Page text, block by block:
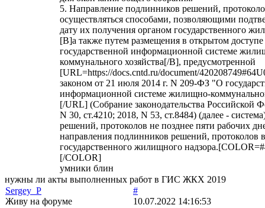
5. Направление подлинников решений,
осуществляться способами, позволяющими
дату их получения органом государственного
[B]а также путем размещения в открытом доступе
государственной информационной системе
коммунального хозяйства[/B], предусмотренной
[URL=https://docs.cntd.ru/document/
законом от 21 июля 2014 г. N 209-ФЗ "О
информационной системе жилищно-
[/URL] (Собрание законодательства Российской
N 30, ст.4210; 2018, N 53, ст.8484) (далее -
решений, протоколов не позднее пяти рабочих
направления подлинников решений, протоколов
государственного жилищного
[/COLOR]
умники блин
нужны ли акты выполненных работ в ГИС ЖКХ 2019
Sergey_P
Живу на форуме
#
10.07.2022 14:16:53